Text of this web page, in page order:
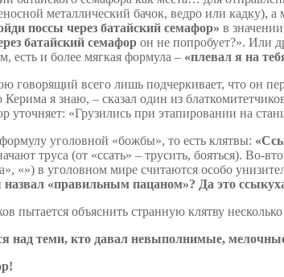
металлический бачок, ведро или кадку),
поссы через батайский семафор» в значении
батайский семафор он не попробует?». Или
есть и более мягкая формула – «плевал я на
говорящий всего лишь подчеркивает, что он
Керима я знаю, – сказал один из
уточняет: «Грузились при этапировании на
уголовной «божбы», то есть клятвы:
труса (от «ссать» – трусить, бояться).
«») в уголовном мире считаются особо
назвал «правильным пацаном»? Да это
пытается объяснить странную клятву несколько
над теми, кто давал невыполнимые,
!